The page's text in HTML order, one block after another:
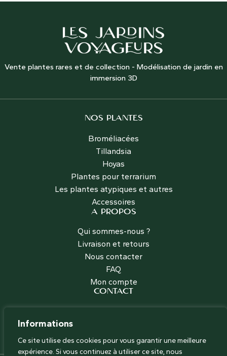
Informations
Ce site utilise des cookies pour vous garantir une meilleure
expérience. Si vous continuez à utiliser ce site, nous
Vente plantes rares et de collection - Modélisation de jardin en
immersion 3D
NOS PLANTES
Broméliacées
Tillandsia
Hoyas
Plantes pour terrarium
Les plantes atypiques et autres
Accessoires
A PROPOS
Qui sommes-nous ?
Livraison et retours
Nous contacter
FAQ
Mon compte
CONTACT